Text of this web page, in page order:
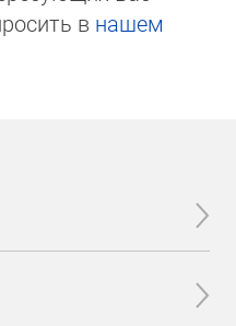
в на­шем